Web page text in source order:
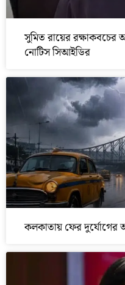
সুমিত রায়ের রক্ষাকবচের
নোটিস সিআইডির
কলকাতায় ফের দুর্যোগের